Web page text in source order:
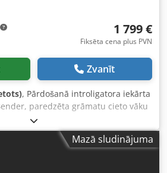
1 799 €
Fiksēta cena plus PVN
Zvanīt
, Pārdošanā introligatora iekārta
paredzēta grāmatu cieto vāku
un liekšanai. Iekārta nodrošina
rādiusu, lai tie ideāli piegulētu
Asziwnbel Torf Iekārta ir aprīkota
kas ļauj pielāgoties dažādu
čuguna konstrukcija nodrošina
Mazā sludinājuma